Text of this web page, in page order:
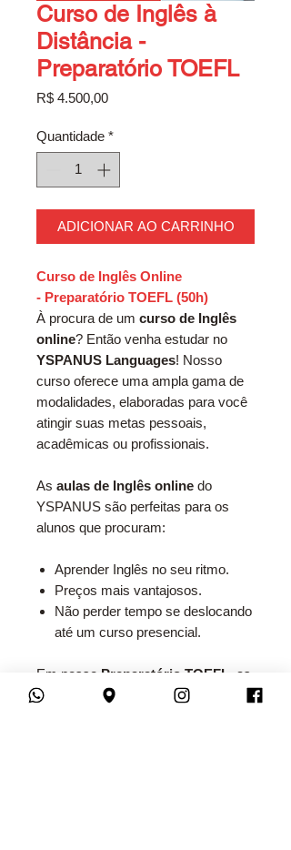
Curso de Inglês à
Distância -
Preparatório TOEFL
R$ 4.500,00Preço
Quantidade *
ADICIONAR AO CARRINHO
Curso de Inglês Online
- Preparatório TOEFL (50h)
À procura de um curso de Inglês
online? Então venha estudar no
YSPANUS Languages! Nosso
curso oferece uma ampla gama de
modalidades, elaboradas para você
atingir suas metas pessoais,
acadêmicas ou profissionais.
As aulas de Inglês online do
YSPANUS são perfeitas para os
alunos que procuram:
Aprender Inglês no seu ritmo.
Preços mais vantajosos.
Não perder tempo se deslocando
até um curso presencial.
Em nosso Preparatório TOEFL
, as
aulas são feitas por meio de